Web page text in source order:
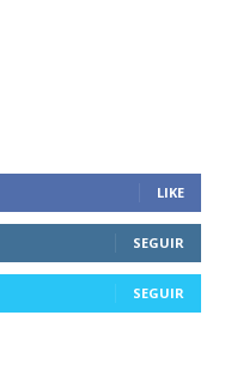
LIKE
SEGUIR
SEGUIR